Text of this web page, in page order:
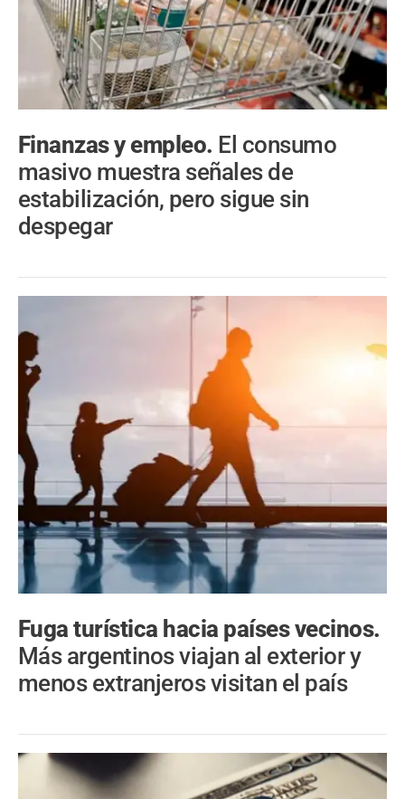
Finanzas y empleo. El consumo
masivo muestra señales de
estabilización, pero sigue sin
despegar
Fuga turística hacia países vecinos.
Más argentinos viajan al exterior y
menos extranjeros visitan el país